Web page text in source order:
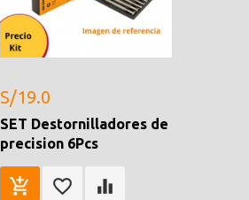
S/19.0
SET Destornilladores de
precision 6Pcs